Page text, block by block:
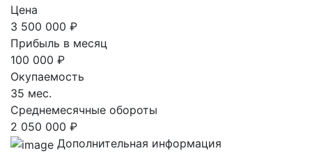
Цена
3 500 000 ₽
Прибыль в месяц
100 000 ₽
Окупаемость
35 мес.
Среднемесячные обороты
2 050 000 ₽
Дополнительная информация